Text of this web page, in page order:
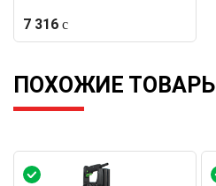
7 316
ПОХОЖИЕ ТОВАРЫ